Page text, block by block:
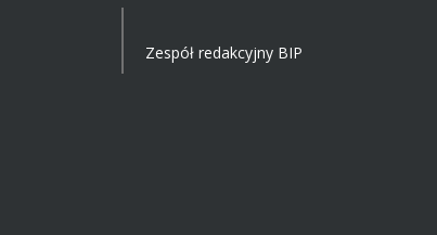
Zespół redakcyjny BIP